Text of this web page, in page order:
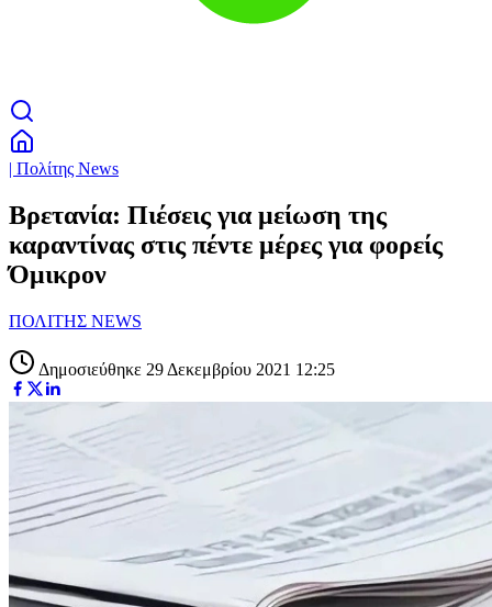
| Πολίτης News
Βρετανία: Πιέσεις για μείωση της
καραντίνας στις πέντε μέρες για φορείς
Όμικρον
ΠΟΛΙΤΗΣ NEWS
Δημοσιεύθηκε 29 Δεκεμβρίου 2021 12:25